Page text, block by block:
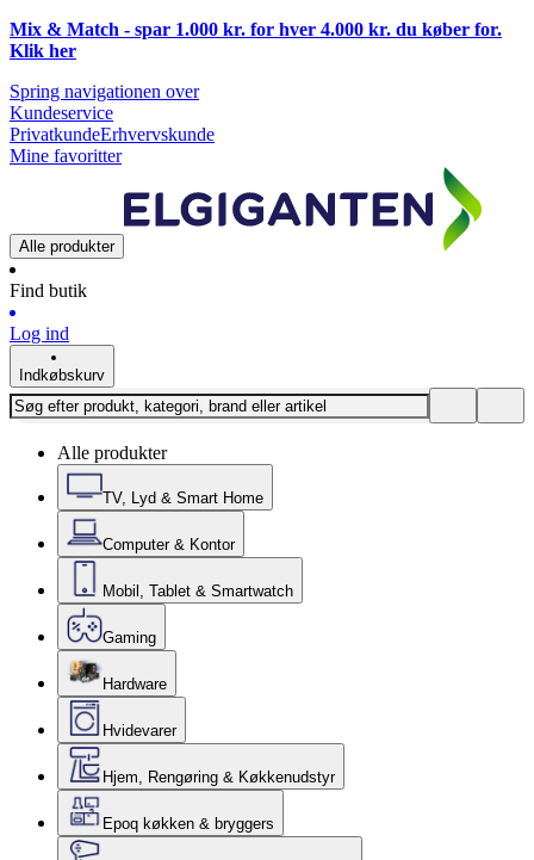
Mix & Match - spar 1.000 kr. for hver 4.000 kr. du køber for.
Klik her
Spring navigationen over
Kundeservice
PrivatkundeErhvervskunde
Mine favoritter
Alle produkter
Find butik
Log ind
Indkøbskurv
Alle produkter
TV, Lyd & Smart Home
Computer & Kontor
Mobil, Tablet & Smartwatch
Gaming
Hardware
Hvidevarer
Hjem, Rengøring & Køkkenudstyr
Epoq køkken & bryggers